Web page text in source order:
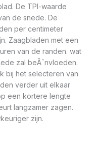
De TPI-waarde
de snede. De
per centimeter
Zaagbladen met een
van de randen. wat
zal beÃ¯nvloeden.
bij het selecteren van
verder uit elkaar
een kortere lengte
langzamer zagen.
zijn.